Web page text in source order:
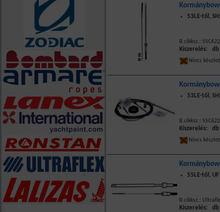
53LE-től,
B.cikksz.:
Kiszerelés: db
Nincs
53LE-től,
B.cikksz.:
Kiszerelés: db
Nincs
55LE-től,
B.cikksz.:
Kiszerelés: db